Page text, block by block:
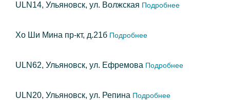
ULN14, Ульяновск, ул. Волжская Подробнее
Хо Ши Мина пр-кт, д.21б Подробнее
ULN62, Ульяновск, ул. Ефремова Подробнее
ULN20, Ульяновск, ул. Репина Подробнее